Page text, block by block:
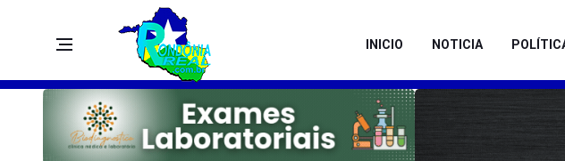
INICIO NOTICIA